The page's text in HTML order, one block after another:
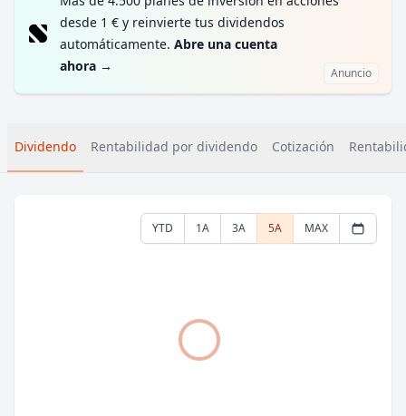
desde 1 € y reinvierte tus dividendos
automáticamente. Abre una cuenta
ahora → Anuncio
Dividendo Rentabilidad por dividendo Cotización
YTD 1A 3A 5A MAX